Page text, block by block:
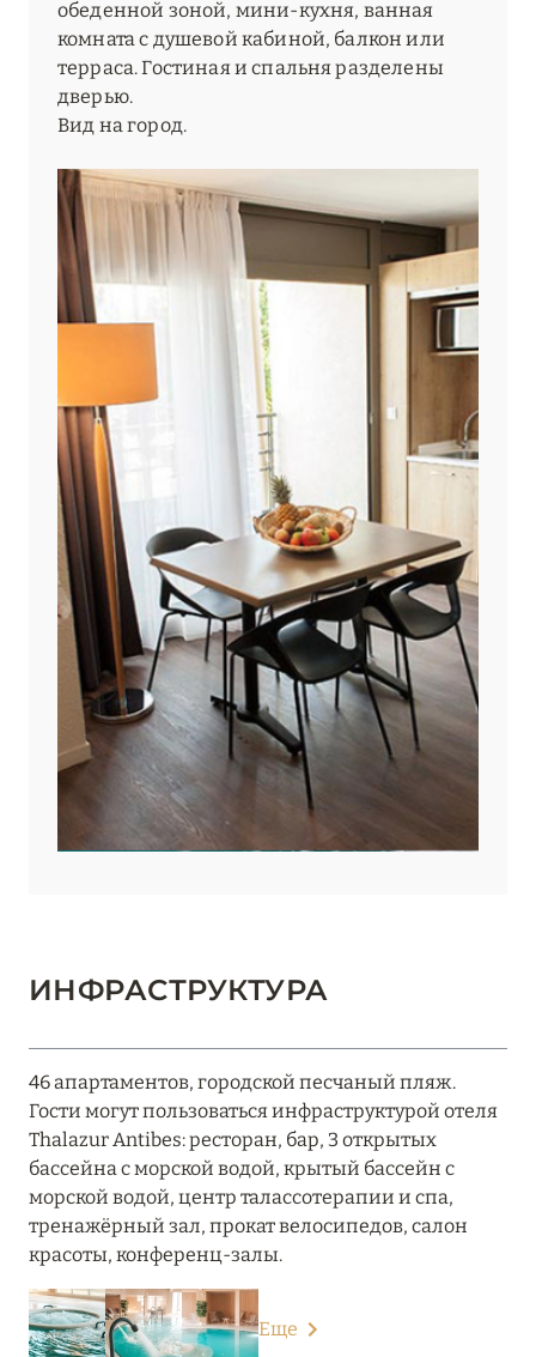
обеденной зоной, мини-кухня, ванная
комната с душевой кабиной, балкон или
терраса. Гостиная и спальня разделены
дверью.
Вид на город.
ИНФРАСТРУКТУРА
46 апартаментов, городской песчаный пляж.
Гости могут пользоваться инфраструктурой отеля
Thalazur Antibes: ресторан, бар, 3 открытых
бассейна с морской водой, крытый бассейн с
морской водой, центр талассотерапии и спа,
тренажёрный зал, прокат велосипедов, салон
красоты, конференц-залы.
Еще